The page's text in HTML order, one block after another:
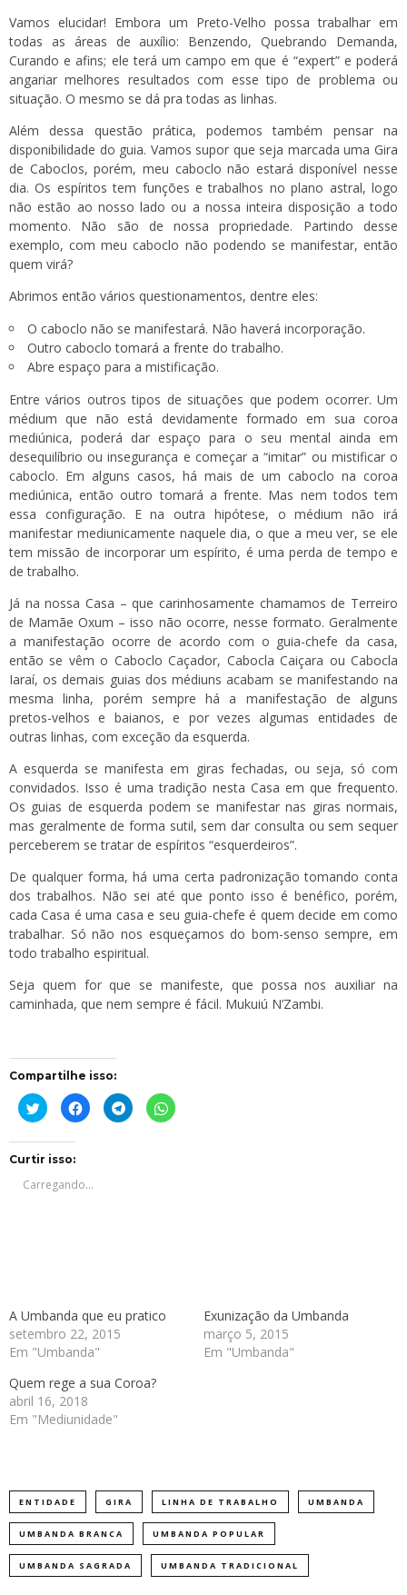
Vamos elucidar! Embora um Preto-Velho possa trabalhar em
todas as áreas de auxílio: Benzendo, Quebrando Demanda,
Curando e afins; ele terá um campo em que é “expert” e poderá
angariar melhores resultados com esse tipo de problema ou
situação. O mesmo se dá pra todas as linhas.
Além dessa questão prática, podemos também pensar na
disponibilidade do guia. Vamos supor que seja marcada uma Gira
de Caboclos, porém, meu caboclo não estará disponível nesse
dia. Os espíritos tem funções e trabalhos no plano astral, logo
não estão ao nosso lado ou a nossa inteira disposição a todo
momento. Não são de nossa propriedade. Partindo desse
exemplo, com meu caboclo não podendo se manifestar, então
quem virá?
Abrimos então vários questionamentos, dentre eles:
O caboclo não se manifestará. Não haverá incorporação.
Outro caboclo tomará a frente do trabalho.
Abre espaço para a mistificação.
Entre vários outros tipos de situações que podem ocorrer. Um
médium que não está devidamente formado em sua coroa
mediúnica, poderá dar espaço para o seu mental ainda em
desequilíbrio ou insegurança e começar a “imitar” ou mistificar o
caboclo. Em alguns casos, há mais de um caboclo na coroa
mediúnica, então outro tomará a frente. Mas nem todos tem
essa configuração. E na outra hipótese, o médium não irá
manifestar mediunicamente naquele dia, o que a meu ver, se ele
tem missão de incorporar um espírito, é uma perda de tempo e
de trabalho.
Já na nossa Casa – que carinhosamente chamamos de Terreiro
de Mamãe Oxum – isso não ocorre, nesse formato. Geralmente
a manifestação ocorre de acordo com o guia-chefe da casa,
então se vêm o Caboclo Caçador, Cabocla Caiçara ou Cabocla
Iaraí, os demais guias dos médiuns acabam se manifestando na
mesma linha, porém sempre há a manifestação de alguns
pretos-velhos e baianos, e por vezes algumas entidades de
outras linhas, com exceção da esquerda.
A esquerda se manifesta em giras fechadas, ou seja, só com
convidados. Isso é uma tradição nesta Casa em que frequento.
Os guias de esquerda podem se manifestar nas giras normais,
mas geralmente de forma sutil, sem dar consulta ou sem sequer
perceberem se tratar de espíritos “esquerdeiros”.
De qualquer forma, há uma certa padronização tomando conta
dos trabalhos. Não sei até que ponto isso é benéfico, porém,
cada Casa é uma casa e seu guia-chefe é quem decide em como
trabalhar. Só não nos esqueçamos do bom-senso sempre, em
todo trabalho espiritual.
Seja quem for que se manifeste, que possa nos auxiliar na
caminhada, que nem sempre é fácil. Mukuiú N’Zambi.
Compartilhe isso:
Clique
para
compartilhar
em
janela)
Clique
para
compartilhar
janela)
Clique
para
compartilhar
Clique
para
Curtir isso:
Carregando...
A Umbanda que eu pratico
setembro 22, 2015
Em "Umbanda"
Exunização da Umbanda
março 5, 2015
Em "Umbanda"
Quem rege a sua Coroa?
abril 16, 2018
Em "Mediunidade"
ENTIDADE GIRA LINHA DE TRABALHO UMBANDA
UMBANDA BRANCA UMBANDA POPULAR
UMBANDA SAGRADA UMBANDA TRADICIONAL